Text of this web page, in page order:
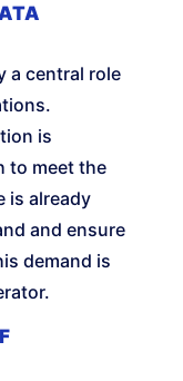
a central role
is
to meet the
is already
and ensure
demand is